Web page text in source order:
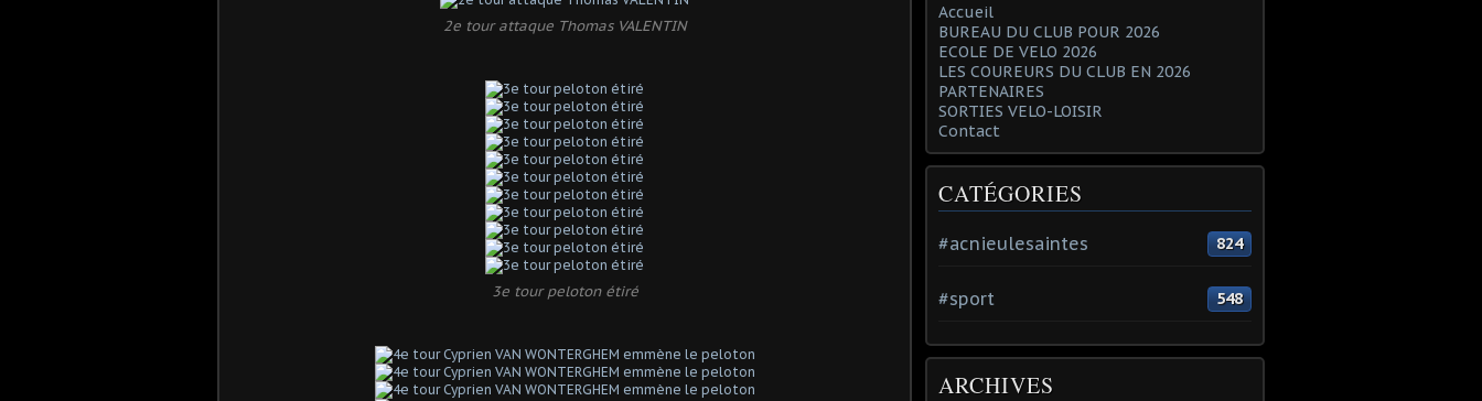
2e tour attaque Thomas VALENTIN
3e tour peloton étiré
Accueil
BUREAU DU CLUB POUR 2026
ECOLE DE VELO 2026
LES COUREURS DU CLUB EN 2026
PARTENAIRES
SORTIES VELO-LOISIR
Contact
CATÉGORIES
#acnieulesaintes 824
#sport 548
ARCHIVES